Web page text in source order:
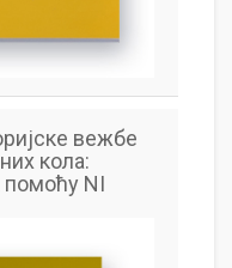
вежбе
кола:
NI